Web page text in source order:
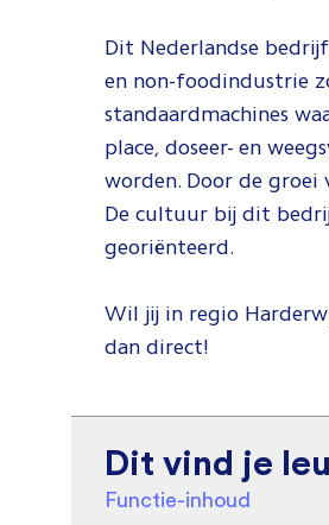
Dit Nederlandse
en non-foodindustrie
standaardmachines
place, doseer- en
worden. Door de groei
De cultuur bij dit
georiënteerd.
Wil jij in regio
dan direct!
Dit vind je
Functie-inhoud